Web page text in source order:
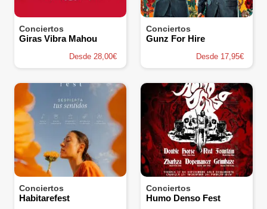
Conciertos
Giras Vibra Mahou
Desde 28,00€
Conciertos
Gunz For Hire
Desde 17,95€
Conciertos
Habitarefest
Conciertos
Humo Denso Fest